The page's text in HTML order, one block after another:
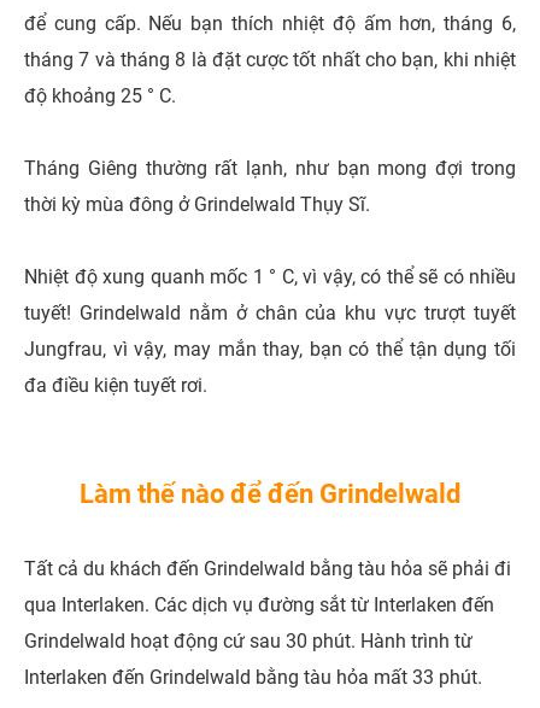
để cung cấp. Nếu bạn thích nhiệt độ ấm hơn, tháng 6,
tháng 7 và tháng 8 là đặt cược tốt nhất cho bạn, khi nhiệt
độ khoảng 25 ° C.
Tháng Giêng thường rất lạnh, như bạn mong đợi trong
thời kỳ mùa đông ở Grindelwald Thụy Sĩ.
Nhiệt độ xung quanh mốc 1 ° C, vì vậy, có thể sẽ có nhiều
tuyết! Grindelwald nằm ở chân của khu vực trượt tuyết
Jungfrau, vì vậy, may mắn thay, bạn có thể tận dụng tối
đa điều kiện tuyết rơi.
Làm thế nào để đến Grindelwald
Tất cả du khách đến Grindelwald bằng tàu hỏa sẽ phải đi
qua Interlaken. Các dịch vụ đường sắt từ Interlaken đến
Grindelwald hoạt động cứ sau 30 phút. Hành trình từ
Interlaken đến Grindelwald bằng tàu hỏa mất 33 phút.